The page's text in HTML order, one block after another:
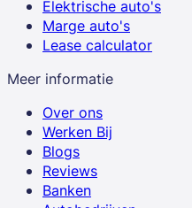
Elektrische auto's
Marge auto's
Lease calculator
Meer informatie
Over ons
Werken Bij
Blogs
Reviews
Banken